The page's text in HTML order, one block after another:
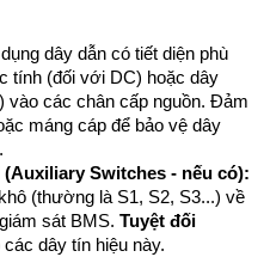
dây dẫn có tiết diện phù
tính (đối với DC) hoặc dây
vào các chân cấp nguồn. Đảm
máng cáp để bảo vệ dây
Switches - nếu có):
(thường là S1, S2, S3...) về
sát BMS. Tuyệt đối
dây tín hiệu này.